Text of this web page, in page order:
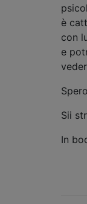
è
con
e
Sii
In